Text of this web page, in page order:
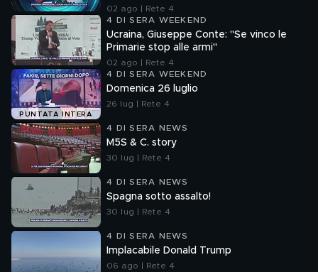
02 ago | Rete 4
4 DI SERA WEEKEND
Ucraina, Giuseppe Conte: "Se vinco le
Primarie stop alle armi"
02 ago | Rete 4
PUNTATA INTERA
4 DI SERA WEEKEND
Domenica 26 luglio
26 lug | Rete 4
4 DI SERA NEWS
M5S & C. story
30 lug | Rete 4
4 DI SERA NEWS
Spagna sotto assalto!
30 lug | Rete 4
4 DI SERA NEWS
Implacabile Donald Trump
06 ago | Rete 4